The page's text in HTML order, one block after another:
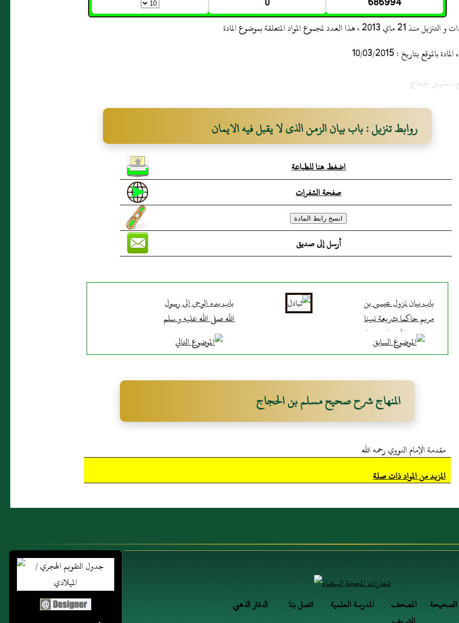
العدد لمجموع المواد المتعلقة بموضوع المادة
بتاريخ : 10/03/2015
مسلم بن الحجاج
روابط تنزيل : باب بيان الزمن الذى لا يقبل فيه الايمان
اضغط هنا للطباعة
صفحة الشفرات
أرسل إلى صديق
باب بيان نزول عيسى بن
مريم حاكما بشريعة نبينا
محمد صلى الله عليه و سلم
باب بدء الوحى إلى رسول
الله صلى الله عليه و سلم
المنهاج شرح صحيح مسلم بن الحجاج
مقدمة الإمام النووي رحمه الله
المزيد من المواد ذات صلة
الدفتر الذهبي اتصل بنا المدرسة العلمية
المصحف
الصحيحة